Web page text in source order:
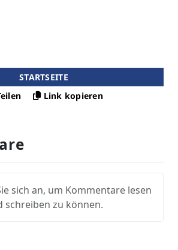
STARTSEITE
Link kopieren
sich an, um Kommentare lesen
schreiben zu können.